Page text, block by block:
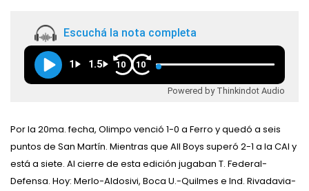
Escuchá la nota completa
1 1.5 10 10
Powered by Thinkindot Audio
Por la 20ma. fecha, Olimpo venció 1-0 a Ferro y quedó a seis
puntos de San Martín. Mientras que All Boys superó 2-1 a la CAI y
está a siete. Al cierre de esta edición jugaban T. Federal-
Defensa. Hoy: Merlo-Aldosivi, Boca U.-Quilmes e Ind. Rivadavia-